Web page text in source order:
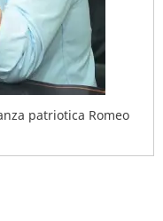
patriotica Romeo